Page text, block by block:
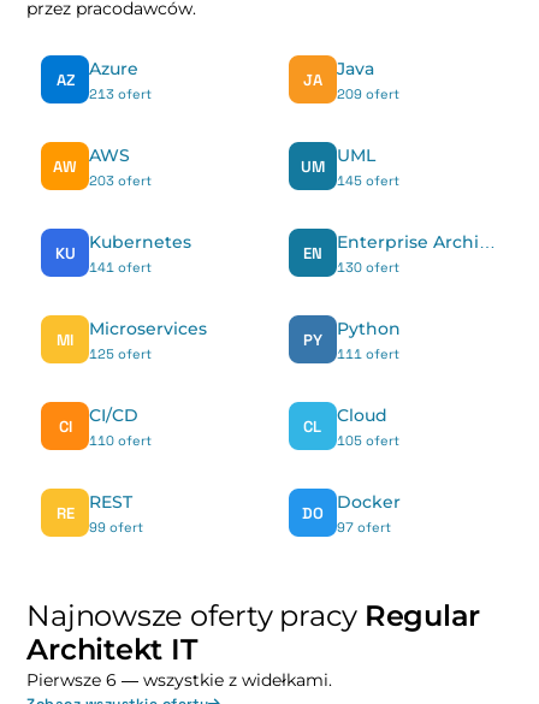
przez pracodawców.
AZ
Azure
213 ofert
JA
Java
209 ofert
AW
AWS
203 ofert
UM
UML
145 ofert
KU
Kubernetes
141 ofert
EN
130 ofert
MI
Microservices
125 ofert
PY
Python
111 ofert
CI
CI/CD
110 ofert
CL
Cloud
105 ofert
RE
REST
99 ofert
DO
Docker
97 ofert
Najnowsze oferty pracy Regular
Architekt IT
Pierwsze 6 — wszystkie z widełkami.